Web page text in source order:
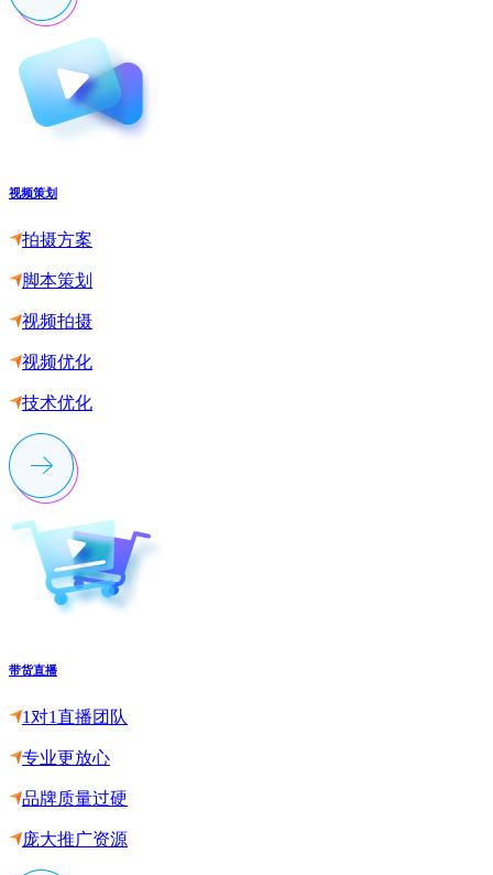
视频策划
拍摄方案
脚本策划
视频拍摄
视频优化
技术优化
带货直播
1对1直播团队
专业更放心
品牌质量过硬
庞大推广资源